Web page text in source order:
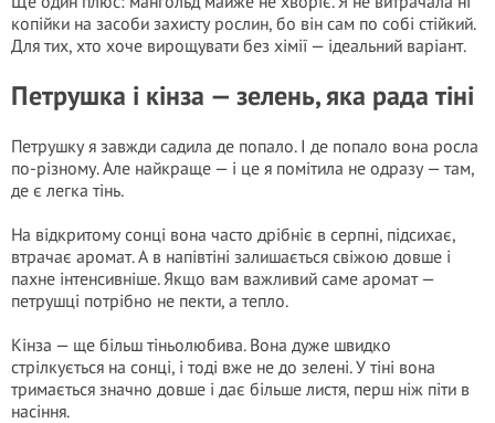
копійки на засоби захисту рослин, бо він сам по собі стійкий.
Для тих, хто хоче вирощувати без хімії — ідеальний варіант.
Петрушка і кінза — зелень, яка рада тіні
Петрушку я завжди садила де попало. І де попало вона росла
по-різному. Але найкраще — і це я помітила не одразу — там,
де є легка тінь.
На відкритому сонці вона часто дрібніє в серпні, підсихає,
втрачає аромат. А в напівтіні залишається свіжою довше і
пахне інтенсивніше. Якщо вам важливий саме аромат —
петрушці потрібно не пекти, а тепло.
Кінза — ще більш тіньолюбива. Вона дуже швидко
стрілкується на сонці, і тоді вже не до зелені. У тіні вона
тримається значно довше і дає більше листя, перш ніж піти в
насіння.